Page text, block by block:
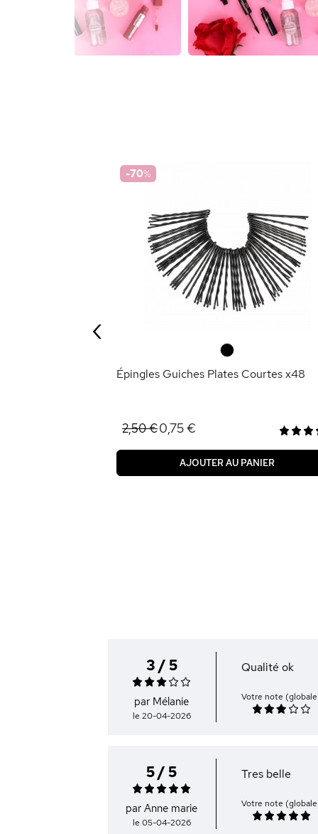
-70%
Épingles Guiches Plates Courtes x48
2,50 €0,75 €
AJOUTER AU PANIER
‹
3 / 5
par Mélanie
le 20-04-2026
Qualité ok
Votre note
5 / 5
par Anne marie
le 05-04-2026
Tres belle
Votre note